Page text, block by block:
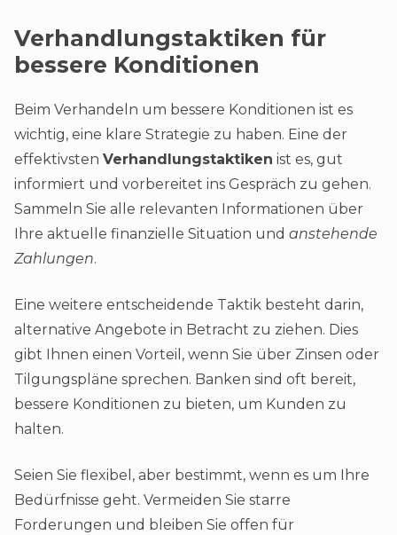
Verhandlungstaktiken für
bessere Konditionen
Beim Verhandeln um bessere Konditionen ist es
wichtig, eine klare Strategie zu haben. Eine der
effektivsten Verhandlungstaktiken ist es, gut
informiert und vorbereitet ins Gespräch zu gehen.
Sammeln Sie alle relevanten Informationen über
Ihre aktuelle finanzielle Situation und anstehende
Zahlungen.
Eine weitere entscheidende Taktik besteht darin,
alternative Angebote in Betracht zu ziehen. Dies
gibt Ihnen einen Vorteil, wenn Sie über Zinsen oder
Tilgungspläne sprechen. Banken sind oft bereit,
bessere Konditionen zu bieten, um Kunden zu
halten.
Seien Sie flexibel, aber bestimmt, wenn es um Ihre
Bedürfnisse geht. Vermeiden Sie starre
Forderungen und bleiben Sie offen für